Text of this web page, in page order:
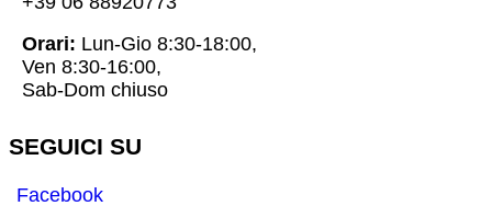
Orari: Lun-Gio 8:30-18:00,
Ven 8:30-16:00,
Sab-Dom chiuso
SEGUICI SU
Facebook